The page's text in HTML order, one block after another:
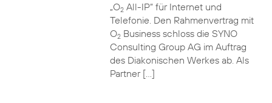
„O2All-IP“ für Internet und
Telefonie. Den Rahmenvertrag mit
O2Business schloss die SYNO
Consulting Group AG im Auftrag
des Diakonischen Werkes ab. Als
Partner […]